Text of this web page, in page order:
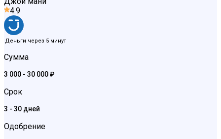
4.9
Деньги через 5 минут
Сумма
3 000 - 30 000 ₽
Срок
3 - 30 дней
Одобрение